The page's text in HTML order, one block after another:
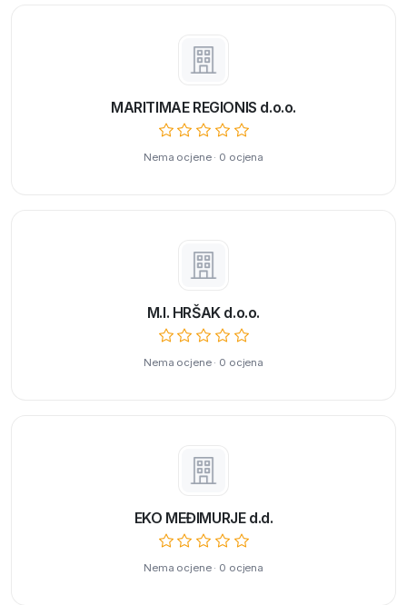
MARITIMAE REGIONIS d.o.o.
Nema ocjene · 0 ocjena
M.I. HRŠAK d.o.o.
Nema ocjene · 0 ocjena
EKO MEĐIMURJE d.d.
Nema ocjene · 0 ocjena